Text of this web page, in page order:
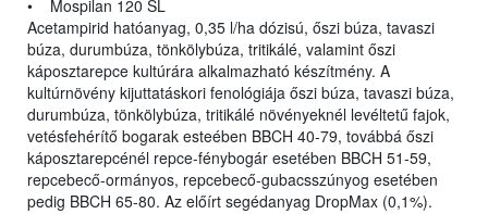
• Mospilan 120 SL
Acetampirid hatóanyag, 0,35 l/ha dózisú, őszi búza, tavaszi
búza, durumbúza, tönkölybúza, tritikálé, valamint őszi
káposztarepce kultúrára alkalmazható készítmény. A
kultúrnövény kijuttatáskori fenológiája őszi búza, tavaszi búza,
durumbúza, tönkölybúza, tritikálé növényeknél levéltetű fajok,
vetésfehérítő bogarak esteében BBCH 40-79, továbbá őszi
káposztarepcénél repce-fénybogár esetében BBCH 51-59,
repcebecő-ormányos, repcebecő-gubacsszúnyog esetében
pedig BBCH 65-80. Az előírt segédanyag DropMax (0,1%).